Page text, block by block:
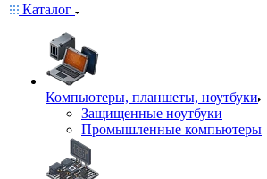
Каталог
Компьютеры, планшеты, ноутбуки
Защищенные ноутбуки
Промышленные компьютеры